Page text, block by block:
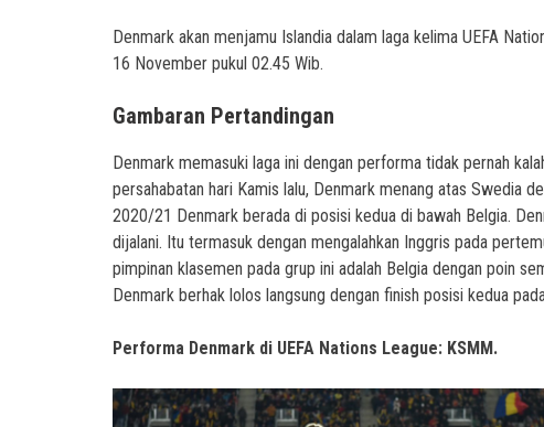
Denmark akan menjamu Islandia dalam laga kelima UEFA
16 November pukul 02.45 Wib.
Gambaran Pertandingan
Denmark memasuki laga ini dengan performa tidak pernah
persahabatan hari Kamis lalu, Denmark menang atas Swedia
2020/21 Denmark berada di posisi kedua di bawah Belgia.
dijalani. Itu termasuk dengan mengalahkan Inggris pada
pimpinan klasemen pada grup ini adalah Belgia dengan poin
Denmark berhak lolos langsung dengan finish posisi kedua
Performa Denmark di UEFA Nations League: KSMM.